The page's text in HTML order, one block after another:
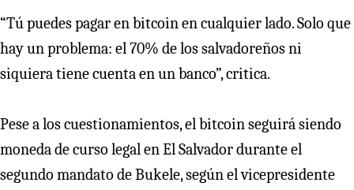
“Tú puedes pagar en bitcoin en cualquier lado. Solo que
hay un problema: el 70% de los salvadoreños ni
siquiera tiene cuenta en un banco”, critica.
Pese a los cuestionamientos, el bitcoin seguirá siendo
moneda de curso legal en El Salvador durante el
segundo mandato de Bukele, según el vicepresidente